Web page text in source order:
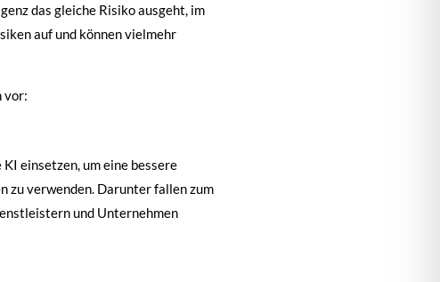
das gleiche Risiko ausgeht, im
auf und können vielmehr
vor:
einsetzen, um eine bessere
zu verwenden. Darunter fallen zum
und Unternehmen